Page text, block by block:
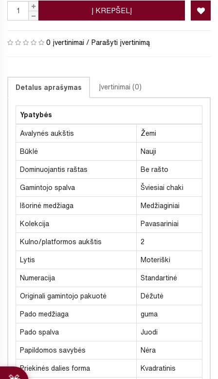
Į KREPŠELĮ
0 įvertinimai / Parašyti įvertinimą
Detalus aprašymas Įvertinimai (0)
Ypatybės
Avalynės aukštis Žemi
Būklė Nauji
Dominuojantis raštas Be rašto
Gamintojo spalva Šviesiai chaki
Išorinė medžiaga Medžiaginiai
Kolekcija Pavasariniai
Kulno/platformos aukštis 2
Lytis Moteriški
Numeracija Standartinė
Originali gamintojo pakuotė Dėžutė
Pado medžiaga guma
Pado spalva Juodi
Papildomos savybės Nėra
Priekinės dalies forma Kvadratinis